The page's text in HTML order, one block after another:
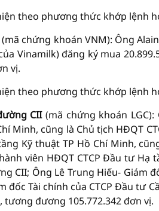
theo phương thức khớp lệnh
chứng khoán VNM): Ông Alain
Vinamilk) đăng ký mua
vị.
theo phương thức khớp lệnh
CII(mã chứng khoán LGC):
Minh, cũng là Chủ tịch HĐQT
Kỹ thuật TP Hồ Chí Minh,
viên HĐQT CTCP Đầu tư Hạ
CII; Ông Lê Trung Hiếu- Giám
đốc Tài chính của CTCP Đầu tư
tương đương 105.772.342 đơn vị.